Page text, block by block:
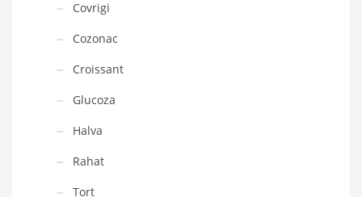
Covrigi
Cozonac
Croissant
Glucoza
Halva
Rahat
Tort